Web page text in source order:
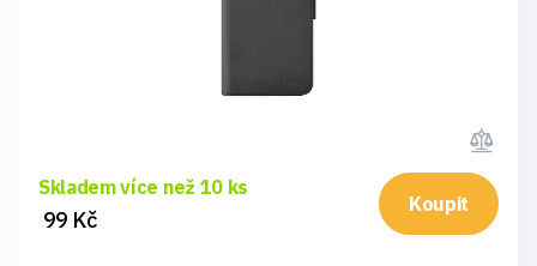
Skladem více než 10 ks
99 Kč
Koupit